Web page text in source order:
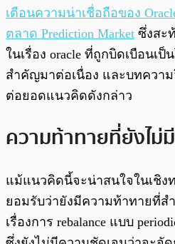
เตือนความน่าเชื่อถือของ
ตลาด Prediction Market ซึ่งสะ
ในเรื่อง oracle ที่ถูกบิดเบือนเ
สำคัญมาต่อเนื่อง และบทควา
ต่อยอดแนวคิดดังกล่าว
ความท้าทายที่ยังไม่
แม้แนวคิดนี้จะน่าสนใจในเชิง
ยอมรับว่ายังมีความท้าทายที่ส
เรื่องการ rebalance แบบ